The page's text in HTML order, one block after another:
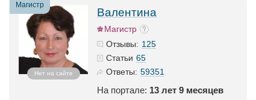
Магистр
Нет на сайте
Валентина
Магистр
Отзывы: 125
Статьи 65
Ответы: 59351
На портале: 13 лет 9 месяцев